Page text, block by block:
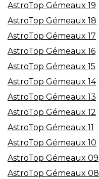
AstroTop Gémeaux 19
AstroTop Gémeaux 18
AstroTop Gémeaux 17
AstroTop Gémeaux 16
AstroTop Gémeaux 15
AstroTop Gémeaux 14
AstroTop Gémeaux 13
AstroTop Gémeaux 12
AstroTop Gémeaux 11
AstroTop Gémeaux 10
AstroTop Gémeaux 09
AstroTop Gémeaux 08